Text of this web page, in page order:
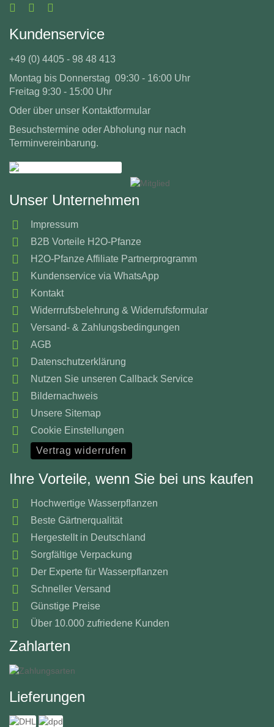
Kundenservice
+49 (0) 4405 - 98 48 413
Montag bis Donnerstag 09:30 - 16:00 Uhr
Freitag 9:30 - 15:00 Uhr
Oder über unser Kontaktformular
Besuchstermine oder Abholung nur nach
Terminvereinbarung.
Unser Unternehmen
Impressum
B2B Vorteile H2O-Pfanze
H2O-Pfanze Affiliate Partnerprogramm
Kundenservice via WhatsApp
Kontakt
Widerrrufsbelehrung & Widerrufsformular
Versand- & Zahlungsbedingungen
AGB
Datenschutzerklärung
Nutzen Sie unseren Callback Service
Bildernachweis
Unsere Sitemap
Cookie Einstellungen
Vertrag widerrufen
Ihre Vorteile, wenn Sie bei uns kaufen
Hochwertige Wasserpflanzen
Beste Gärtnerqualität
Hergestellt in Deutschland
Sorgfältige Verpackung
Der Experte für Wasserpflanzen
Schneller Versand
Günstige Preise
Über 10.000 zufriedene Kunden
Zahlarten
Lieferungen